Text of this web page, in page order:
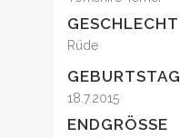
GESCHLECHT
Rüde
GEBURTSTAG
18.7.2015
ENDGRÖSSE